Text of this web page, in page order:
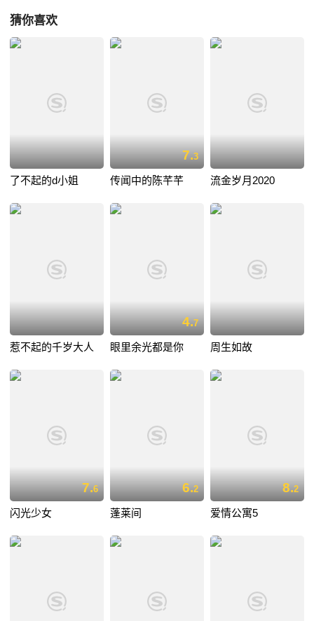
猜你喜欢
了不起的d小姐
7.3
传闻中的陈芊芊 流金岁月2020
惹不起的千岁大人
4.7
眼里余光都是你 周生如故
7.6
闪光少女
6.2
蓬莱间
8.2
爱情公寓5